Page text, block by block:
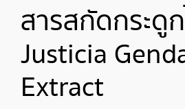
สารสกัดกระดู
Justicia
Extract